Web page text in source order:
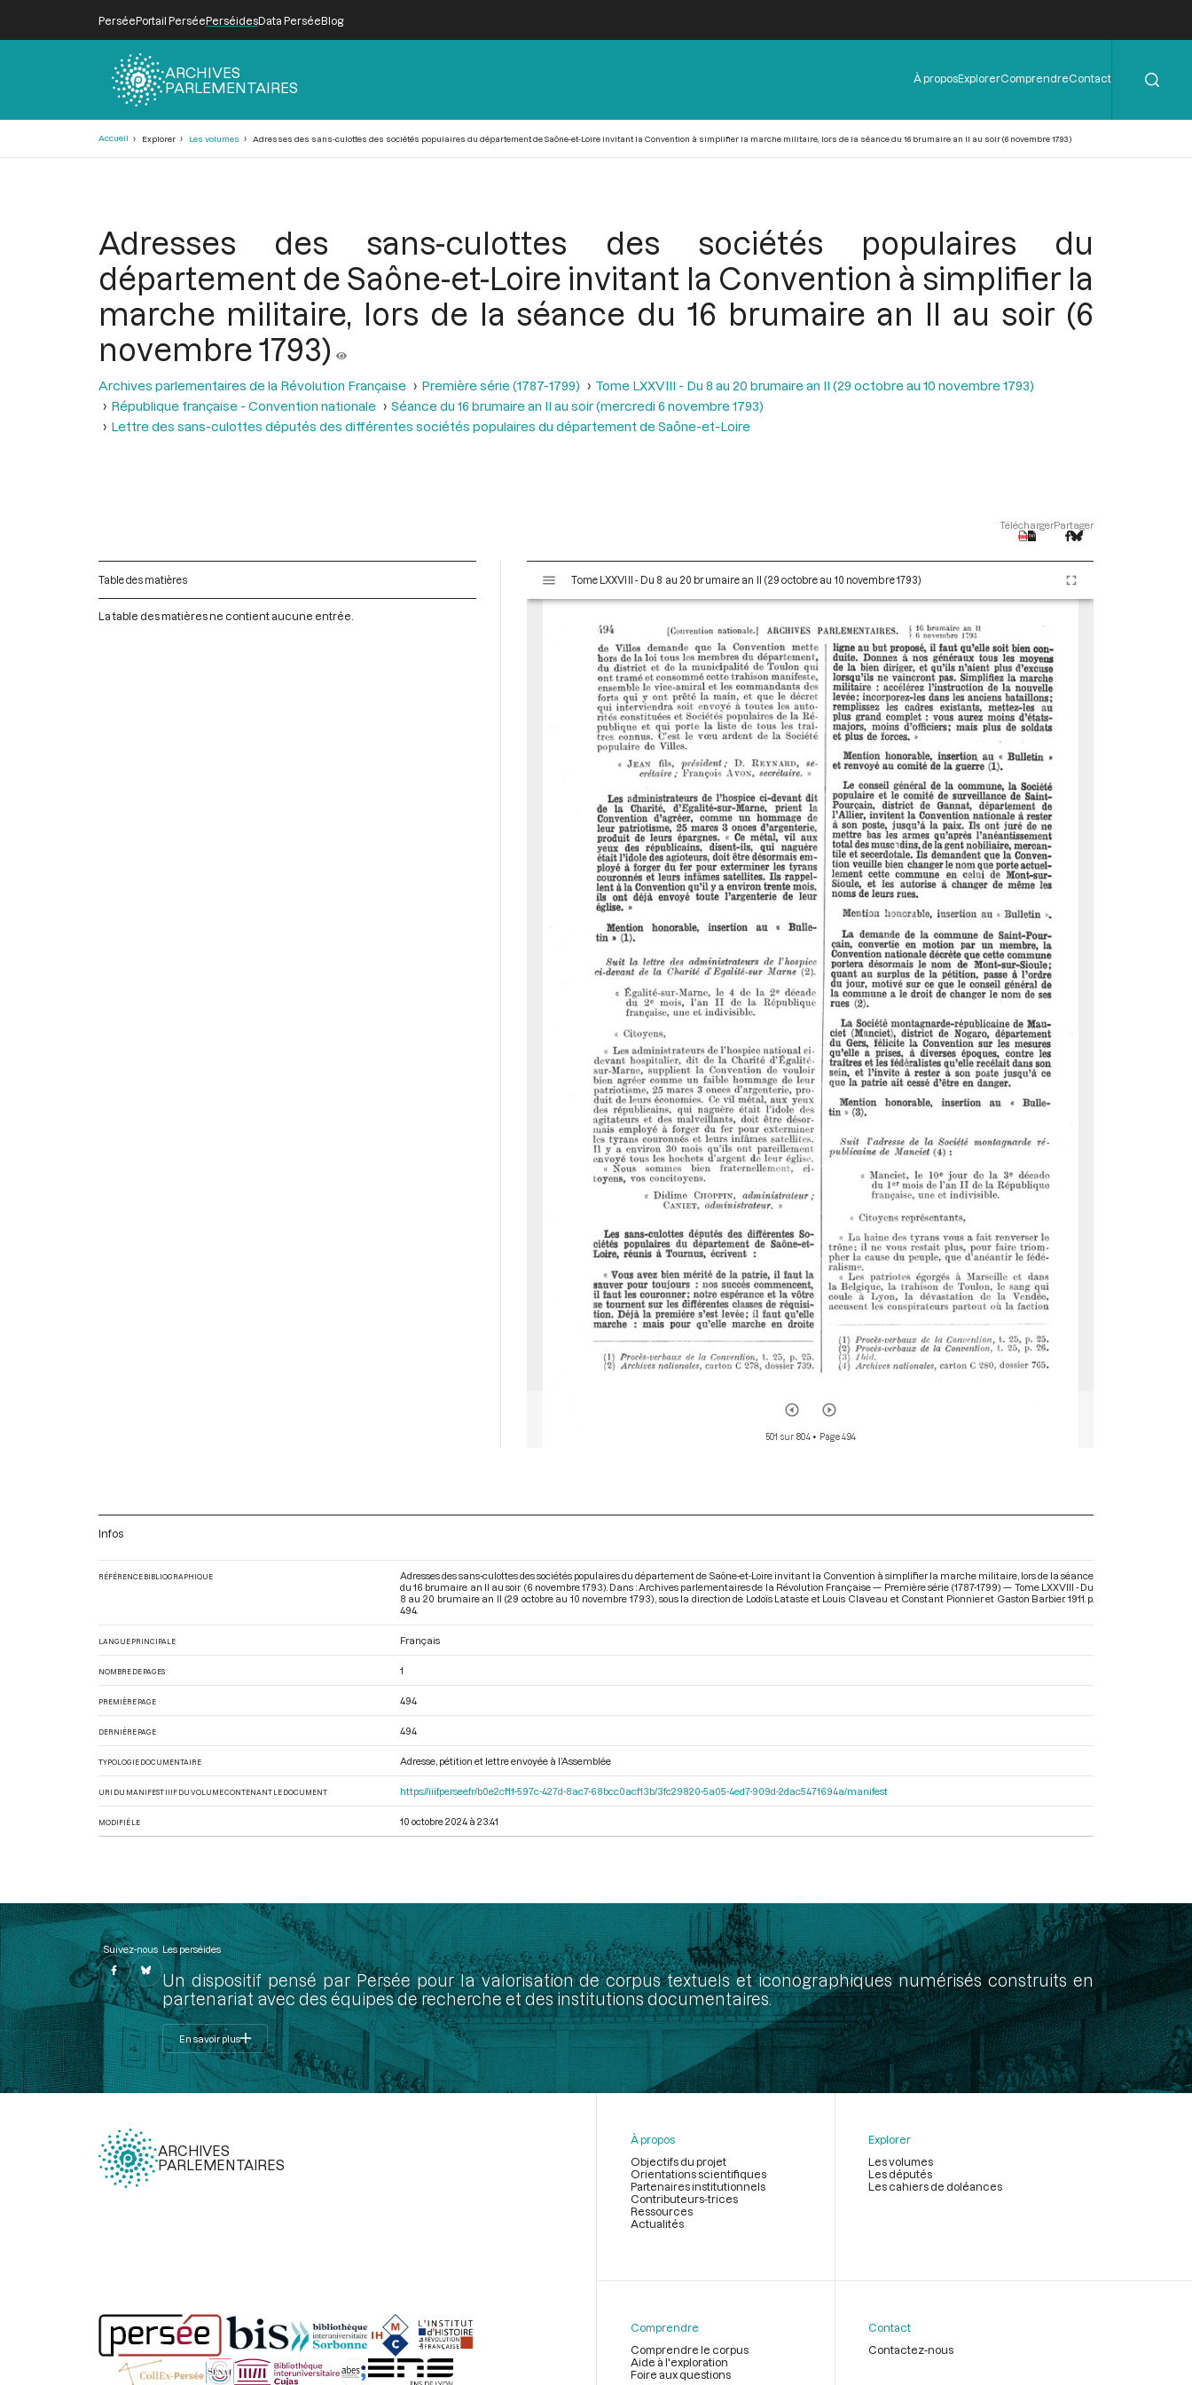
PerséePortail PerséePerséidesData PerséeBlog
ARCHIVES
PARLEMENTAIRES
Menu
de
À proposExplorerComprendreContact
Accueil Explorer Les volumes Adresses des sans-culottes des sociétés populaires du département de Saône-et-Loire invitant la Convention à simplifier la marche militaire, lors de la séance du 16 brumaire an II au soir (6 novembre 1793)
Adresses des sans-culottes des sociétés populaires du
département de Saône-et-Loire invitant la Convention à simplifier la
marche militaire, lors de la séance du 16 brumaire an II au soir (6
novembre 1793)
Archives parlementaires de la Révolution Française Première série (1787-1799)
Tome LXXVIII - Du 8 au 20 brumaire an II (29 octobre au 10 novembre 1793)
République française - Convention nationale
Séance du 16 brumaire an II au soir (mercredi 6 novembre 1793)
Lettre des sans-culottes députés des différentes sociétés populaires du département de Saône-et-Loire
TéléchargerPartager
Table des matières
La table des matières ne contient aucune entrée.
s
Tome LXXVIII - Du 8 au 20 brumaire an II (29 octobre au 10 novembre 1793)
501 sur 804• Page 494
Infos
RÉFÉRENCE BIBLIOGRAPHIQUE
Adresses des sans-culottes des sociétés populaires du département de Saône-et-Loire invitant la Convention à simplifier la marche militaire, lors de la séance
du 16 brumaire an II au soir (6 novembre 1793). Dans : Archives parlementaires de la Révolution Française — Première série (1787-1799) — Tome LXXVIII - Du
8 au 20 brumaire an II (29 octobre au 10 novembre 1793) , sous la direction de Lodoïs Lataste et Louis Claveau et Constant Pionnier et Gaston Barbier. 1911. p.
494.
LANGUE PRINCIPALE Français
NOMBRE DE PAGES 1
PREMIÈRE PAGE 494
DERNIÈRE PAGE 494
TYPOLOGIE DOCUMENTAIRE Adresse, pétition et lettre envoyée à l’Assemblée
URI DU MANIFEST IIIF DU VOLUME CONTENANT LE DOCUMENT https://iiif.persee.fr/b0e2cf11-597c-427d-8ac7-68bcc0acf13b/3fc29820-5a05-4ed7-909d-2dac5471694a/manifest
MODIFIÉ LE 10 octobre 2024 à 23:41
Suivez-nous Les perséides
Un dispositif pensé par Persée pour la valorisation de corpus textuels et iconographiques numérisés construits en
partenariat avec des équipes de recherche et des institutions documentaires.
En savoir plus
ARCHIVES
PARLEMENTAIRES
page
À propos
Objectifs du projet
Orientations scientifiques
Partenaires institutionnels
Contributeurs-trices
Ressources
Actualités
Explorer
Les volumes
Les députés
Les cahiers de doléances
Comprendre
Comprendre le corpus
Aide à l'exploration
Foire aux questions
Contact
Contactez-nous